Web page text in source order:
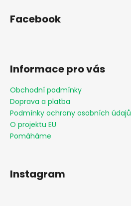
Facebook
Informace pro vás
Obchodní podmínky
Doprava a platba
Podmínky ochrany osobních údajů
O projektu EU
Pomáháme
Instagram